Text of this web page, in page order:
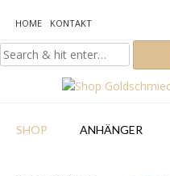
HOME KONTAKT
SHOP ANHÄNGER